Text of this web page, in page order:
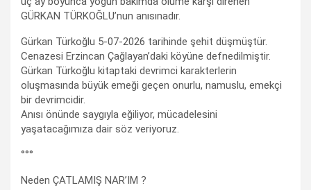
GÜRKAN TÜRKOĞLU’nun anısınadır.
Gürkan Türkoğlu 5-07-2026 tarihinde şehit düşmüştür.
Cenazesi Erzincan Çağlayan’daki köyüne defnedilmiştir.
Gürkan Türkoğlu kitaptaki devrimci karakterlerin
oluşmasında büyük emeği geçen onurlu, namuslu, emekçi
bir devrimcidir.
Anısı önünde saygıyla eğiliyor, mücadelesini
yaşatacağımıza dair söz veriyoruz.
°°°
Neden ÇATLAMIŞ NAR’IM ?